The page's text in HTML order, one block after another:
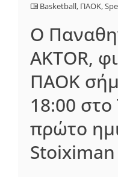
Basketball, ΠΑΟΚ,
Ο
ΑΚΤΟR,
ΠΑΟΚ
18:00
πρώτο
Stoiximan